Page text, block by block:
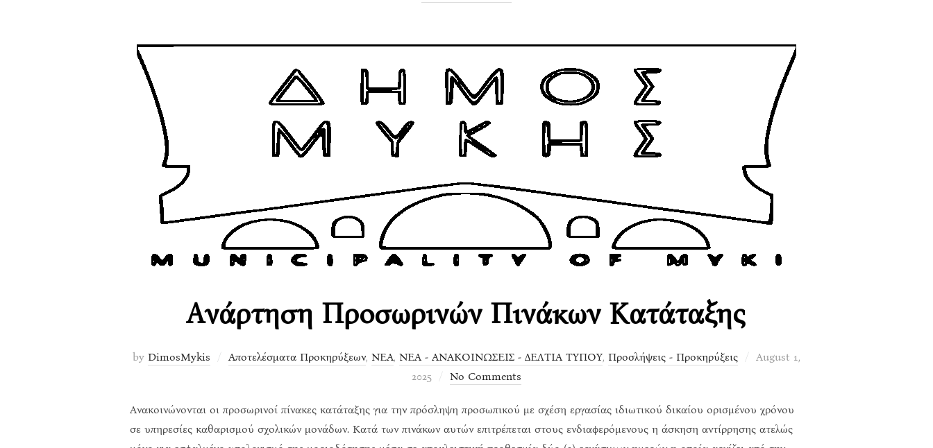
Ανάρτηση Προσωρινών Πινάκων Κατάταξης
by DimosMykis Αποτελέσματα Προκηρύξεων, ΝΕΑ, ΝΕΑ - ΑΝΑΚΟΙΝΩΣΕΙΣ - ΔΕΛΤΙΑ ΤΥΠΟΥ, Προσλήψεις - Προκηρύξεις
Posted
August 1,
2025
No Comments
Ανακοινώνονται οι προσωρινοί πίνακες κατάταξης για την πρόσληψη προσωπικού με σχέση εργασίας ιδιωτικού δικαίου ορισμένου χρόνου
σε υπηρεσίες καθαρισμού σχολικών μονάδων. Κατά των πινάκων αυτών επιτρέπεται στους ενδιαφερόμενους η άσκηση αντίρρησης ατελώς